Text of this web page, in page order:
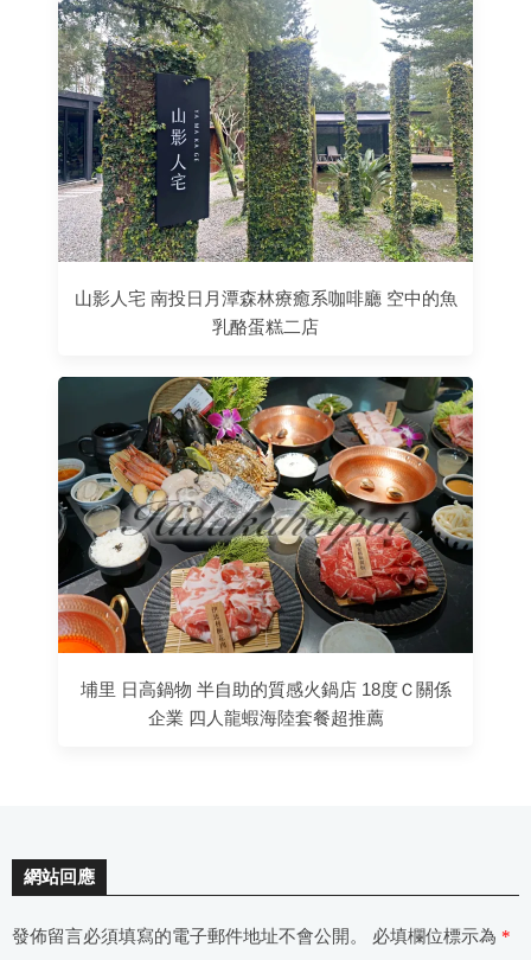
山影人宅 南投日月潭森林療癒系咖啡廳 空中的魚
乳酪蛋糕二店
埔里 日高鍋物 半自助的質感火鍋店 18度Ｃ關係
企業 四人龍蝦海陸套餐超推薦
網站回應
發佈留言必須填寫的電子郵件地址不會公開。 必填欄位標示為 *